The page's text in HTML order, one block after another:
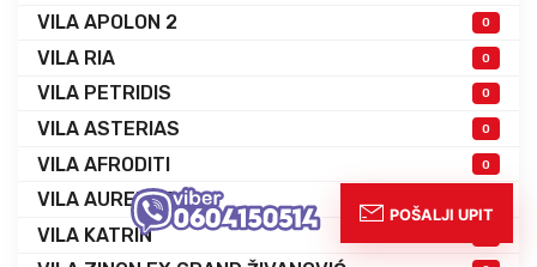
VILA APOLON 2 0
VILA RIA 0
VILA PETRIDIS 0
VILA ASTERIAS 0
VILA AFRODITI 0
VILA AURELIUS
VILA KATRIN